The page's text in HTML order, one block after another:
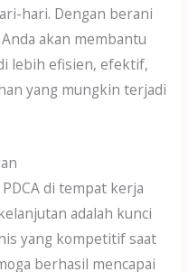
hari. Dengan berani
akan membantu
lebih efisien, efektif,
yang mungkin terjadi
di tempat kerja
adalah kunci
yang kompetitif saat
berhasil mencapai